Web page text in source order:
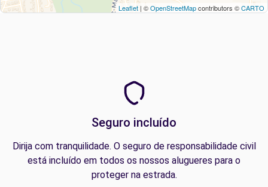
Leaflet | ©OpenStreetMapcontributors ©CARTO
Seguro incluído
Dirija com tranquilidade. O seguro de responsabilidade civil
está incluído em todos os nossos alugueres para o
proteger na estrada.